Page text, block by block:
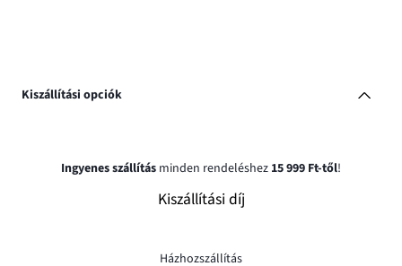
Kiszállítási opciók
Ingyenes szállítás minden rendeléshez 15 999 Ft-től!
Kiszállítási díj
Házhozszállítás